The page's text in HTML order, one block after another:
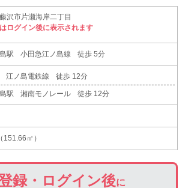
沢市片瀬海岸二丁目
ログイン後に表示されます
駅 小田急江ノ島線 徒歩 5分
江ノ島電鉄線 徒歩 12分
駅 湘南モノレール 徒歩 12分
151.66㎡）
録・ログイン後に